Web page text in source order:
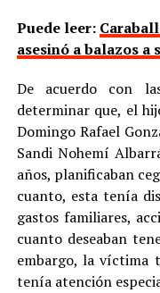
Puede leer:
asesinó a balazos a
De acuerdo con
determinar que, el
Domingo Rafael
Sandi Nohemí
años, planificaban
cuanto, esta tenía
gastos familiares,
cuanto deseaban
embargo, la víctima
tenía atención